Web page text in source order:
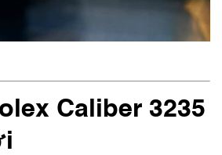
Caliber 3235